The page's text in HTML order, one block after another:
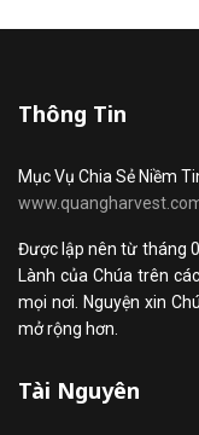
Thông Tin
Mục Vụ Chia Sẻ Niềm
Được lập nên từ tháng
Lành của Chúa trên
mọi nơi. Nguyện xin
mở rộng hơn.
Tài Nguyên